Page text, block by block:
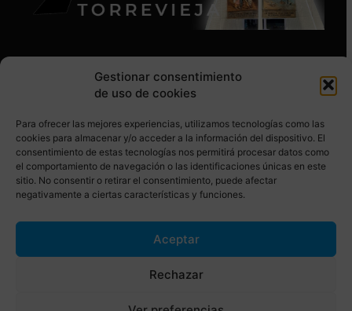
Gestionar consentimiento
de uso de cookies
Para ofrecer las mejores experiencias, utilizamos tecnologías como las
cookies para almacenar y/o acceder a la información del dispositivo. El
consentimiento de estas tecnologías nos permitirá procesar datos como
el comportamiento de navegación o las identificaciones únicas en este
sitio. No consentir o retirar el consentimiento, puede afectar
negativamente a ciertas características y funciones.
Aceptar
Rechazar
SÍGUENOS EN REDES SOCIALES
© Torrevieja ON. Desarrollado por